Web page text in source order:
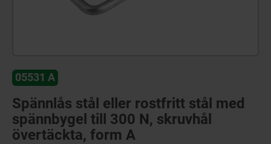
05531 A
Spännlås stål eller rostfritt stål med
spännbygel till 300 N, skruvhål
övertäckta, form A